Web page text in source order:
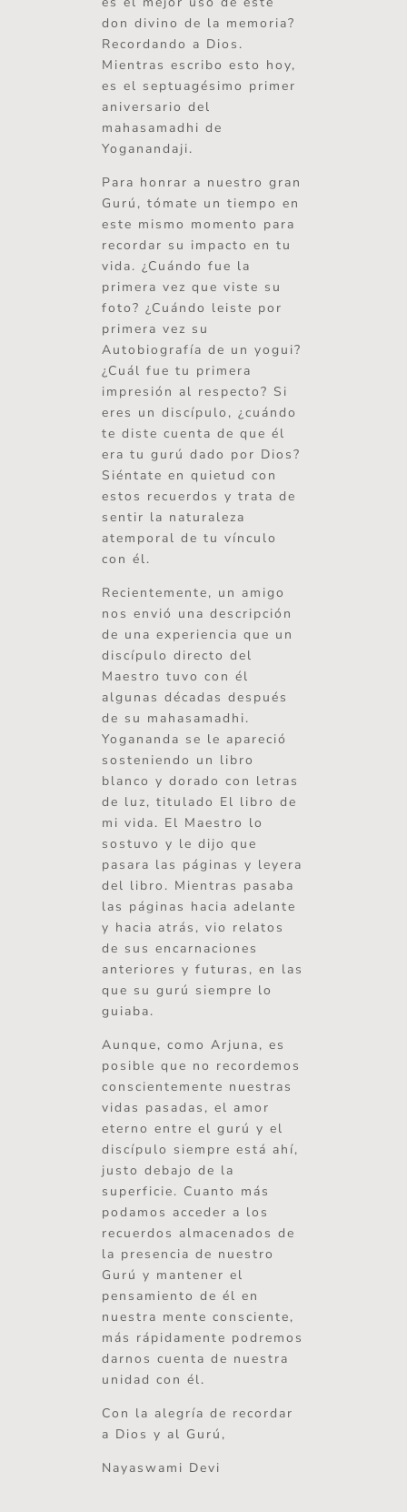
don divino de la memoria?
Recordando a Dios.
Mientras escribo esto hoy,
es el septuagésimo primer
aniversario del
mahasamadhi de
Yoganandaji.
Para honrar a nuestro gran
Gurú, tómate un tiempo en
este mismo momento para
recordar su impacto en tu
vida. ¿Cuándo fue la
primera vez que viste su
foto? ¿Cuándo leiste por
primera vez su
Autobiografía de un yogui?
¿Cuál fue tu primera
impresión al respecto? Si
eres un discípulo, ¿cuándo
te diste cuenta de que él
era tu gurú dado por Dios?
Siéntate en quietud con
estos recuerdos y trata de
sentir la naturaleza
atemporal de tu vínculo
con él.
Recientemente, un amigo
nos envió una descripción
de una experiencia que un
discípulo directo del
Maestro tuvo con él
algunas décadas después
de su mahasamadhi.
Yogananda se le apareció
sosteniendo un libro
blanco y dorado con letras
de luz, titulado El libro de
mi vida. El Maestro lo
sostuvo y le dijo que
pasara las páginas y leyera
del libro. Mientras pasaba
las páginas hacia adelante
y hacia atrás, vio relatos
de sus encarnaciones
anteriores y futuras, en las
que su gurú siempre lo
guiaba.
Aunque, como Arjuna, es
posible que no recordemos
conscientemente nuestras
vidas pasadas, el amor
eterno entre el gurú y el
discípulo siempre está ahí,
justo debajo de la
superficie. Cuanto más
podamos acceder a los
recuerdos almacenados de
la presencia de nuestro
Gurú y mantener el
pensamiento de él en
nuestra mente consciente,
más rápidamente podremos
darnos cuenta de nuestra
unidad con él.
Con la alegría de recordar
a Dios y al Gurú,
Nayaswami Devi